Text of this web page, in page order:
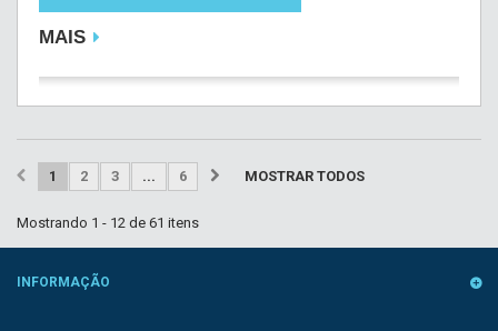
MAIS
MOSTRAR TODOS
1 2 3 ... 6
Mostrando 1 - 12 de 61 itens
INFORMAÇÃO